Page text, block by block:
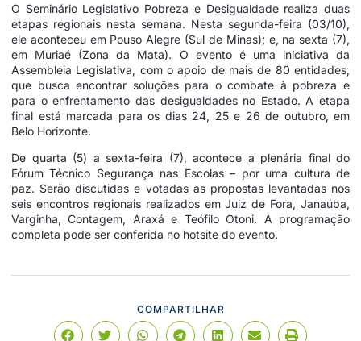
O Seminário Legislativo Pobreza e Desigualdade realiza duas
etapas regionais nesta semana. Nesta segunda-feira (03/10),
ele aconteceu em Pouso Alegre (Sul de Minas); e, na sexta (7),
em Muriaé (Zona da Mata). O evento é uma iniciativa da
Assembleia Legislativa, com o apoio de mais de 80 entidades,
que busca encontrar soluções para o combate à pobreza e
para o enfrentamento das desigualdades no Estado. A etapa
final está marcada para os dias 24, 25 e 26 de outubro, em
Belo Horizonte.
De quarta (5) a sexta-feira (7), acontece a plenária final do
Fórum Técnico Segurança nas Escolas – por uma cultura de
paz. Serão discutidas e votadas as propostas levantadas nos
seis encontros regionais realizados em Juiz de Fora, Janaúba,
Varginha, Contagem, Araxá e Teófilo Otoni. A programação
completa pode ser conferida no hotsite do evento.
COMPARTILHAR